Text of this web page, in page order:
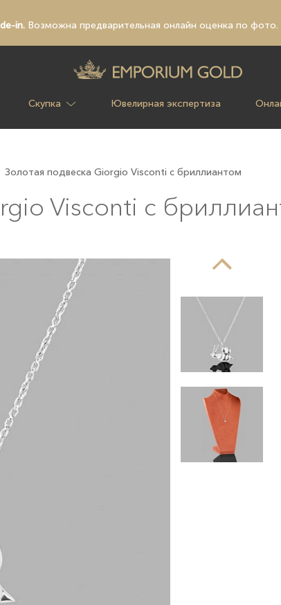
in.Возможна предварительная онлайн оценка по фото.
Скупка Ювелирная экспертиза
Золотая подвеска Giorgio Visconti с бриллиантом
Visconti с